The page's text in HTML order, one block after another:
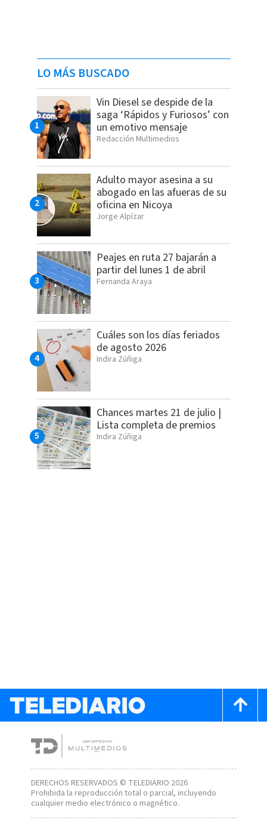
LO MÁS BUSCADO
Vin Diesel se despide de la
saga ‘Rápidos y Furiosos’ con
un emotivo mensaje
Redacción Multimedios
Adulto mayor asesina a su
abogado en las afueras de su
oficina en Nicoya
Jorge Alpízar
Peajes en ruta 27 bajarán a
partir del lunes 1 de abril
Fernanda Araya
Cuáles son los días feriados
de agosto 2026
Indira Zúñiga
Chances martes 21 de julio |
Lista completa de premios
Indira Zúñiga
DERECHOS RESERVADOS © TELEDIARIO 2026
Prohibida la reproducción total o parcial, incluyendo
cualquier medio electrónico o magnético.